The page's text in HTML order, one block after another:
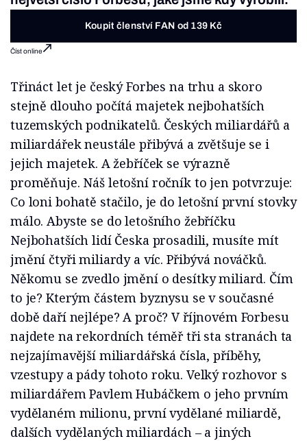
Koupit členství FAN od 139 Kč
Číst online
Třináct let je český Forbes na trhu a skoro
stejně dlouho počítá majetek nejbohatších
tuzemských podnikatelů. Českých miliardářů a
miliardářek neustále přibývá a zvětšuje se i
jejich majetek. A žebříček se výrazně
proměňuje. Náš letošní ročník to jen potvrzuje:
Co loni bohatě stačilo, je do letošní první stovky
málo. Abyste se do letošního žebříčku
Nejbohatších lidí Česka prosadili, musíte mít
jmění čtyři miliardy a víc. Přibývá nováčků.
Někomu se zvedlo jmění o desítky miliard. Čím
to je? Kterým částem byznysu se v současné
době daří nejlépe? A proč? V říjnovém Forbesu
najdete na rekordních téměř tři sta stranách ta
nejzajímavější miliardářská čísla, příběhy,
vzestupy a pády tohoto roku. Velký rozhovor s
miliardářem Pavlem Hubáčkem o jeho prvním
vydělaném milionu, první vydělané miliardě,
dalších vydělaných miliardách – a jiných